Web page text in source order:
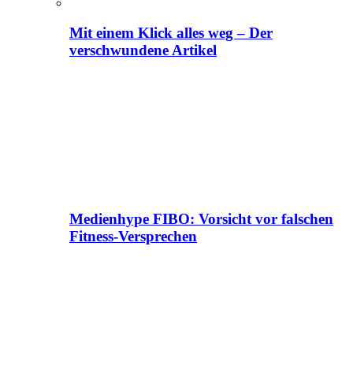
Mit einem Klick alles weg – Der
verschwundene Artikel
Medienhype FIBO: Vorsicht vor falschen
Fitness-Versprechen